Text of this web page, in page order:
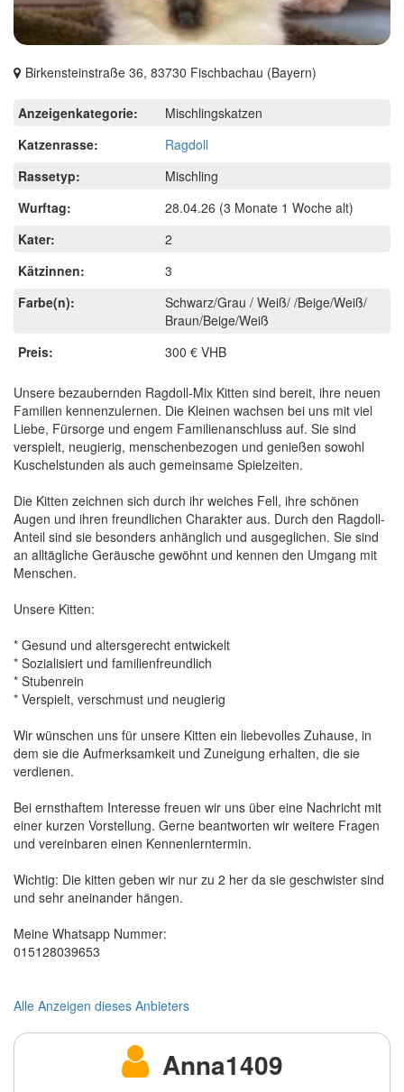
Birkensteinstraße 36, 83730 Fischbachau (Bayern)
Anzeigenkategorie:
Mischlingskatzen
Katzenrasse:
Ragdoll
Rassetyp:
Mischling
Wurftag:
28.04.26 (3 Monate 1 Woche alt)
Kater:
2
Kätzinnen:
3
Farbe(n):
Schwarz/Grau / Weiß/ /Beige/Weiß/
Braun/Beige/Weiß
Preis:
300 € VHB
Unsere bezaubernden Ragdoll-Mix Kitten sind bereit, ihre neuen
Familien kennenzulernen. Die Kleinen wachsen bei uns mit viel
Liebe, Fürsorge und engem Familienanschluss auf. Sie sind
verspielt, neugierig, menschenbezogen und genießen sowohl
Kuschelstunden als auch gemeinsame Spielzeiten.
Die Kitten zeichnen sich durch ihr weiches Fell, ihre schönen
Augen und ihren freundlichen Charakter aus. Durch den Ragdoll-
Anteil sind sie besonders anhänglich und ausgeglichen. Sie sind
an alltägliche Geräusche gewöhnt und kennen den Umgang mit
Menschen.
Unsere Kitten:
* Gesund und altersgerecht entwickelt
* Sozialisiert und familienfreundlich
* Stubenrein
* Verspielt, verschmust und neugierig
Wir wünschen uns für unsere Kitten ein liebevolles Zuhause, in
dem sie die Aufmerksamkeit und Zuneigung erhalten, die sie
verdienen.
Bei ernsthaftem Interesse freuen wir uns über eine Nachricht mit
einer kurzen Vorstellung. Gerne beantworten wir weitere Fragen
und vereinbaren einen Kennenlerntermin.
Wichtig: Die kitten geben wir nur zu 2 her da sie geschwister sind
und sehr aneinander hängen.
Meine Whatsapp Nummer:
015128039653
Alle Anzeigen dieses Anbieters
Anna1409